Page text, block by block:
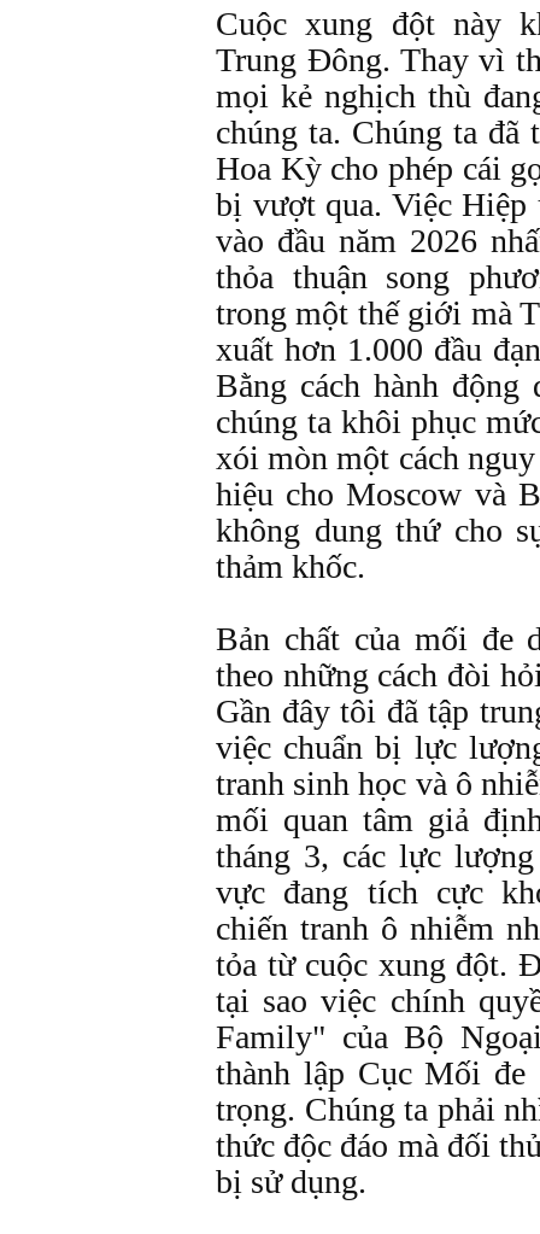
Cuộc xung đột này
Trung Đông. Thay vì
mọi kẻ nghịch thù
chúng ta. Chúng ta
Hoa Kỳ cho phép cái
bị vượt qua. Việc Hiệp
vào đầu năm 2026
thỏa thuận song
trong một thế giới mà
xuất hơn 1.000 đầu
Bằng cách hành
chúng ta khôi phục
xói mòn một cách
hiệu cho Moscow và
không dung thứ cho
thảm khốc.
Bản chất của mối đe
theo những cách đòi
Gần đây tôi đã tập
việc chuẩn bị lực
tranh sinh học và ô
mối quan tâm giả
tháng 3, các lực
vực đang tích cực
chiến tranh ô nhiễm
tỏa từ cuộc xung đột.
tại sao việc chính
Family" của Bộ
thành lập Cục Mối
trọng. Chúng ta phải
thức độc đáo mà đối
bị sử dụng.